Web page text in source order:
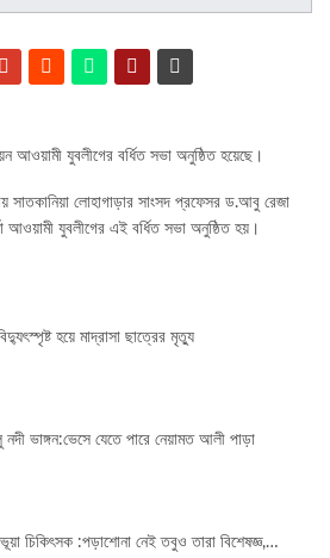
আওয়ামী যুবলীগের বর্ধিত সভা অনুষ্ঠিত হয়েছে।
সাতকানিয়া লোহাগাড়ার সাংসদ প্রফেসর ড.আবু রেজা
আওয়ামী যুবলীগের এই বর্ধিত সভা অনুষ্ঠিত হয়।
হয়ে মাদ্রাসা ছাত্রের মৃত্যু
ভাঙ্গন:ভেসে যেতে পারে নেয়ামত আলী পাড়া
ভূয়া চিকিৎসক :পড়াশোনা নেই তবুও তারা বিশেষজ্ঞ,…